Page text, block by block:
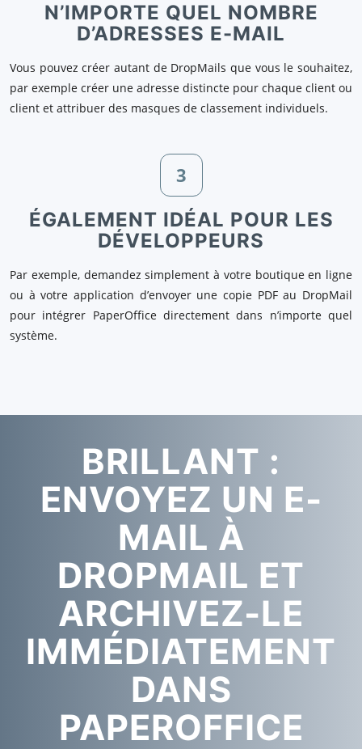
N’IMPORTE QUEL NOMBRE
D’ADRESSES E-MAIL
Vous pouvez créer autant de DropMails que vous le souhaitez,
par exemple créer une adresse distincte pour chaque client ou
client et attribuer des masques de classement individuels.
3
ÉGALEMENT IDÉAL POUR LES
DÉVELOPPEURS
Par exemple, demandez simplement à votre boutique en ligne
ou à votre application d’envoyer une copie PDF au DropMail
pour intégrer PaperOffice directement dans n’importe quel
système.
BRILLANT :
ENVOYEZ UN E-
MAIL À
DROPMAIL ET
ARCHIVEZ-LE
IMMÉDIATEMENT
DANS
PAPEROFFICE